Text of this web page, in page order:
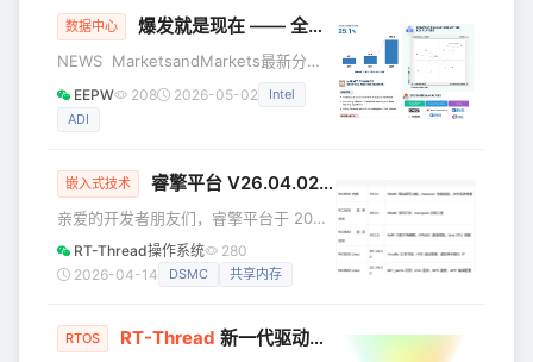
性能同等重要。” 此外，基于RiseLink超
阅读玩具“ChooChoo”，已入选 CES 官
方展示项目，将通过量产消费级产品实
证终端侧高效运行的对话式人工智能技
数据中心 爆发就是现在 —— 全球数据中心半导体市场2029预测
NEWS MarketsandMarkets最新分析
报告预计，全球数据中心半导体市场规
核心驱动因素包括：AI及生成式AI工作负
载的快速扩张、超大规模云服务商的投
入加码、高性能计算与加速处理器需求
攀升、高带宽内存（HBM）等先进存储
技术的普及，以及现代云数据中心基础
EEPW 208 2026-05-02
Intel
ADI
嵌入式技术 睿擎平台 V26.04.02 发布：DSMC 驱动正式上线，共享内存 NFS 挂载全面支持
亲爱的开发者朋友们，睿擎平台于 2026
年 4 月 2 日正式发布了 V26.04.02 版
本更新。本次更新在 RC3506 与
（SHM）示例工程、NFS 启动脚本增强
RT-Thread操作系统
280
2026-04-14
DSMC 共享内存
RTOS RT-Thread 新一代驱动框架 DM 揭秘：从设备树到动态加载，彻底告别硬编码 | 技术集结